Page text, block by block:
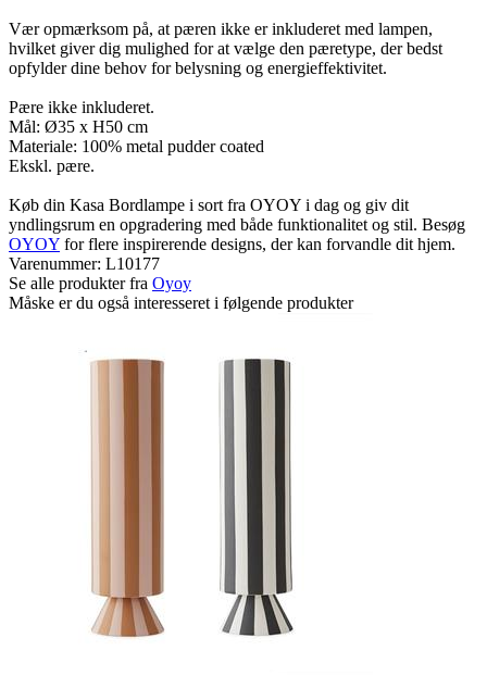
Vær opmærksom på, at pæren ikke er inkluderet med lampen,
hvilket giver dig mulighed for at vælge den pæretype, der bedst
opfylder dine behov for belysning og energieffektivitet.
Pære ikke inkluderet.
Mål: Ø35 x H50 cm
Materiale: 100% metal pudder coated
Ekskl. pære.
Køb din Kasa Bordlampe i sort fra OYOY i dag og giv dit
yndlingsrum en opgradering med både funktionalitet og stil. Besøg
OYOY for flere inspirerende designs, der kan forvandle dit hjem.
Varenummer: L10177
Se alle produkter fra Oyoy
Måske er du også interesseret i følgende produkter